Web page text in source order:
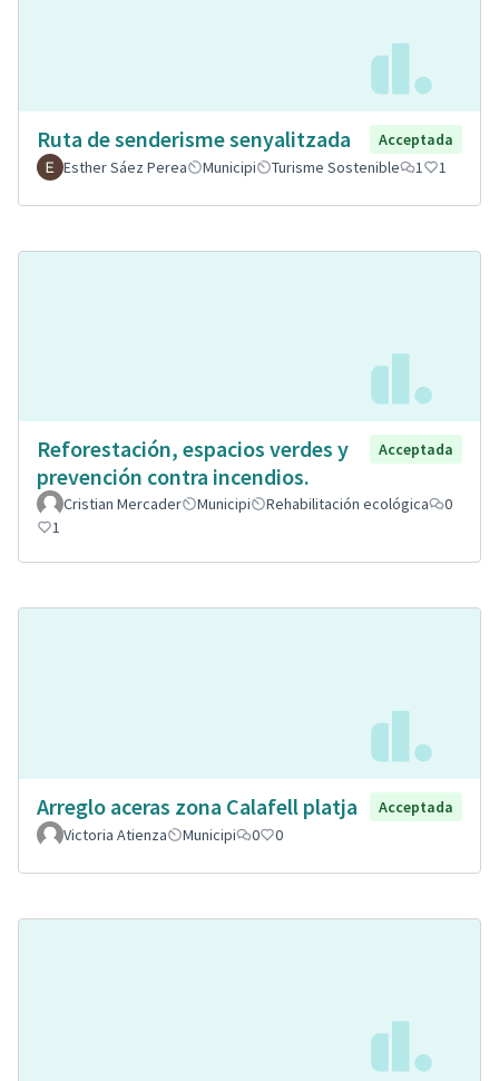
Ruta de senderisme senyalitzada
Acceptada
Esther Sáez Perea
Municipi Turisme Sostenible 1 1
Reforestación, espacios verdes y
prevención contra incendios.
Acceptada
Cristian Mercader Municipi Rehabilitación ecológica
0
1
Arreglo aceras zona Calafell platja
Acceptada
Victoria Atienza
Municipi 0 0